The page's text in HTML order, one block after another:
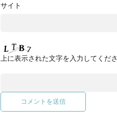
サイト
上に表示された文字を入力してくださ